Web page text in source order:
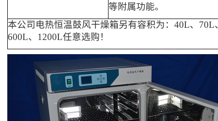
等附属功能。
本公司电热恒温鼓风干燥箱另有容积为： 40L、70L
600L、1 200L任意选购！